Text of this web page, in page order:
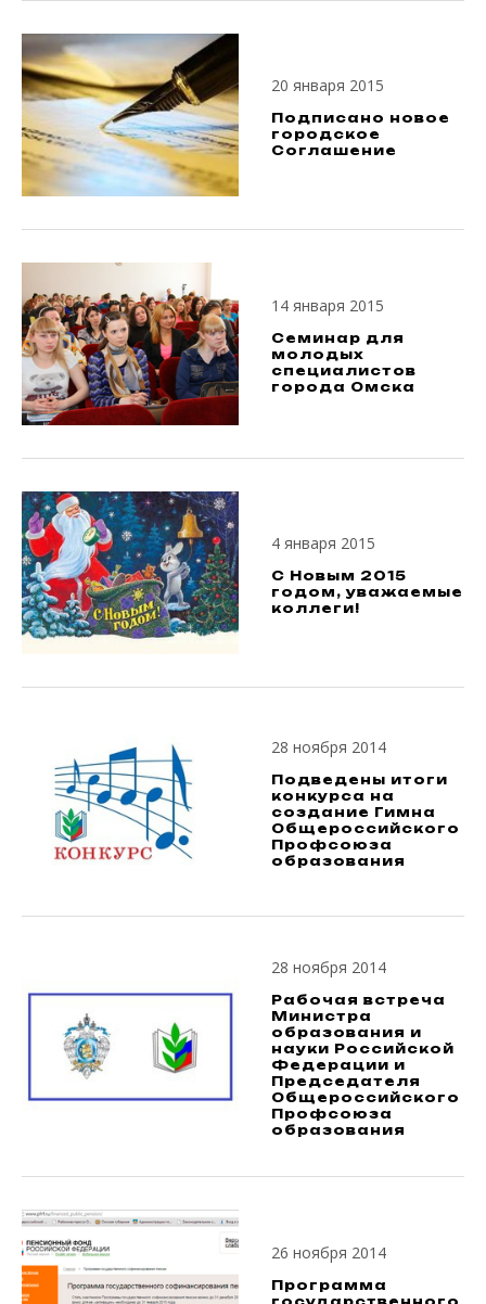
20 января 2015
Подписано новое
городское
Соглашение
14 января 2015
Семинар для
молодых
специалистов
города Омска
4 января 2015
С Новым 2015
годом, уважаемые
коллеги!
28 ноября 2014
Подведены итоги
конкурса на
создание Гимна
Общероссийского
Профсоюза
образования
28 ноября 2014
Рабочая встреча
Министра
образования и
науки Российской
Федерации и
Председателя
Общероссийского
Профсоюза
образования
26 ноября 2014
Программа